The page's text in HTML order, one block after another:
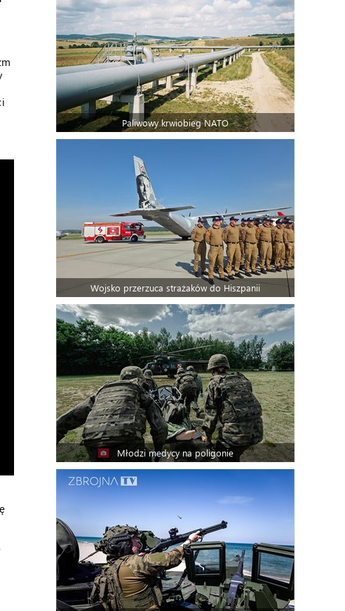
Paliwowy krwiobieg NATO
Wojsko przerzuca strażaków do Hiszpanii
Młodzi medycy na poligonie